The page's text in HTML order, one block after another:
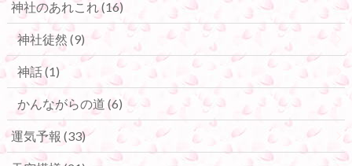
神社のあれこれ(16)
神社徒然 (9)
神話(1)
かんながらの道 (6)
運気予報 (33)